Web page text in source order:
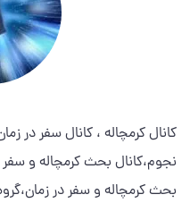
کانال کرمچاله ، کانال سفر در
نجوم،کانال بحث کرمچاله و
بحث کرمچاله و سفر در